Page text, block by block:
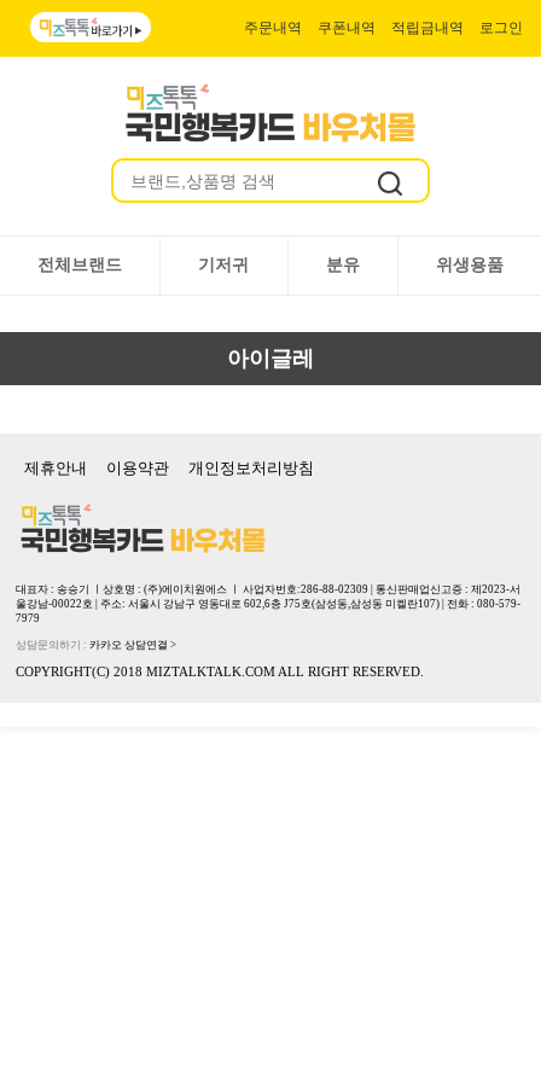
주문내역 쿠폰내역 적립금내역 로그인
전체브랜드 기저귀 분유 위생용품
아이글레
제휴안내 이용약관 개인정보처리방침
대표자 : 송승기 ㅣ상호명 : (주)에이치원에스 ㅣ 사업자번호:286-88-02309 | 통신판매업신고증 : 제2023-서
울강남-00022호 | 주소: 서울시 강남구 영동대로 602,6층 J75호(삼성동,삼성동 미켈란107) | 전화 : 080-579-
7979
상담문의하기 :카카오 상담연결 >
COPYRIGHT(C) 2018 MIZTALKTALK.COM ALL RIGHT RESERVED.